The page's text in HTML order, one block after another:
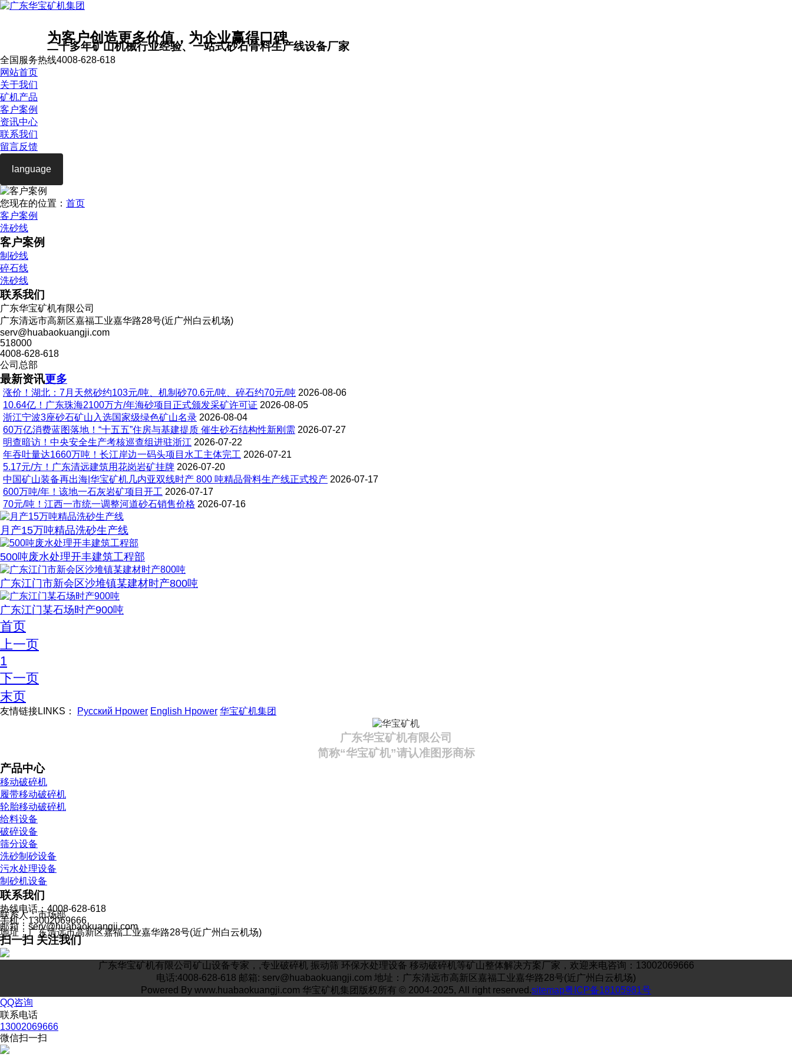
为客户创造更多价值，为企业赢得口碑
二十多年矿山机械行业经验、一站式砂石骨料生产线设备厂家
全国服务热线4008-628-618
网站首页
关于我们
矿机产品
客户案例
资讯中心
联系我们
留言反馈
language
您现在的位置： 首页
客户案例
洗砂线
客户案例
制砂线
碎石线
洗砂线
联系我们
广东华宝矿机有限公司
广东清远市高新区嘉福工业嘉华路28号(近广州白云机场)
serv@huabaokuangji.com
518000
4008-628-618
公司总部
最新资讯更多
涨价！湖北：7月天然砂约103元/吨、机制砂70.6元/吨、碎石约70元/吨 2026-08-06
10.64亿！广东珠海2100万方/年海砂项目正式颁发采矿许可证 2026-08-05
浙江宁波3座砂石矿山入选国家级绿色矿山名录 2026-08-04
60万亿消费蓝图落地！“十五五”住房与基建提质 催生砂石结构性新刚需 2026-07-27
明查暗访！中央安全生产考核巡查组进驻浙江 2026-07-22
年吞吐量达1660万吨！长江岸边一码头项目水工主体完工 2026-07-21
5.17元/方！广东清远建筑用花岗岩矿挂牌 2026-07-20
中国矿山装备再出海|华宝矿机几内亚双线时产 800 吨精品骨料生产线正式投产 2026-07-17
600万吨/年！该地一石灰岩矿项目开工 2026-07-17
70元/吨！江西一市统一调整河道砂石销售价格 2026-07-16
月产15万吨精品洗砂生产线
500吨废水处理开丰建筑工程部
广东江门市新会区沙堆镇某建材时产800吨
广东江门某石场时产900吨
首页
上一页
1
下一页
末页
友情链接LINKS： Русский Hpower English Hpower 华宝矿机集团
广东华宝矿机有限公司
简称“华宝矿机”请认准图形商标
产品中心
移动破碎机
履带移动破碎机
轮胎移动破碎机
给料设备
破碎设备
筛分设备
洗砂制砂设备
污水处理设备
制砂机设备
联系我们
热线电话：4008-628-618
联系人：市场部
手机：13002069666
邮箱：serv@huabaokuangji.com
地址：广东清远市高新区嘉福工业嘉华路28号(近广州白云机场)
扫一扫 关注我们
广东华宝矿机有限公司矿山设备专家，,专业破碎机 振动筛 环保水处理设备 移动破碎机等矿山整体解决方案厂家，欢迎来电咨询：13002069666
电话:4008-628-618 邮箱: serv@huabaokuangji.com 地址：广东清远市高新区嘉福工业嘉华路28号(近广州白云机场)
Powered By www.huabaokuangji.com 华宝矿机集团版权所有 © 2004-2025, All right reserved.sitemap粤ICP备18105981号
QQ咨询
联系电话
13002069666
微信扫一扫